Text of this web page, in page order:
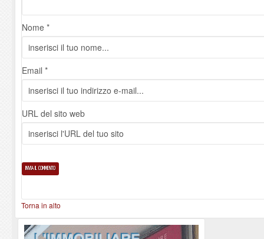
Nome *
Email *
URL del sito web
Torna in alto